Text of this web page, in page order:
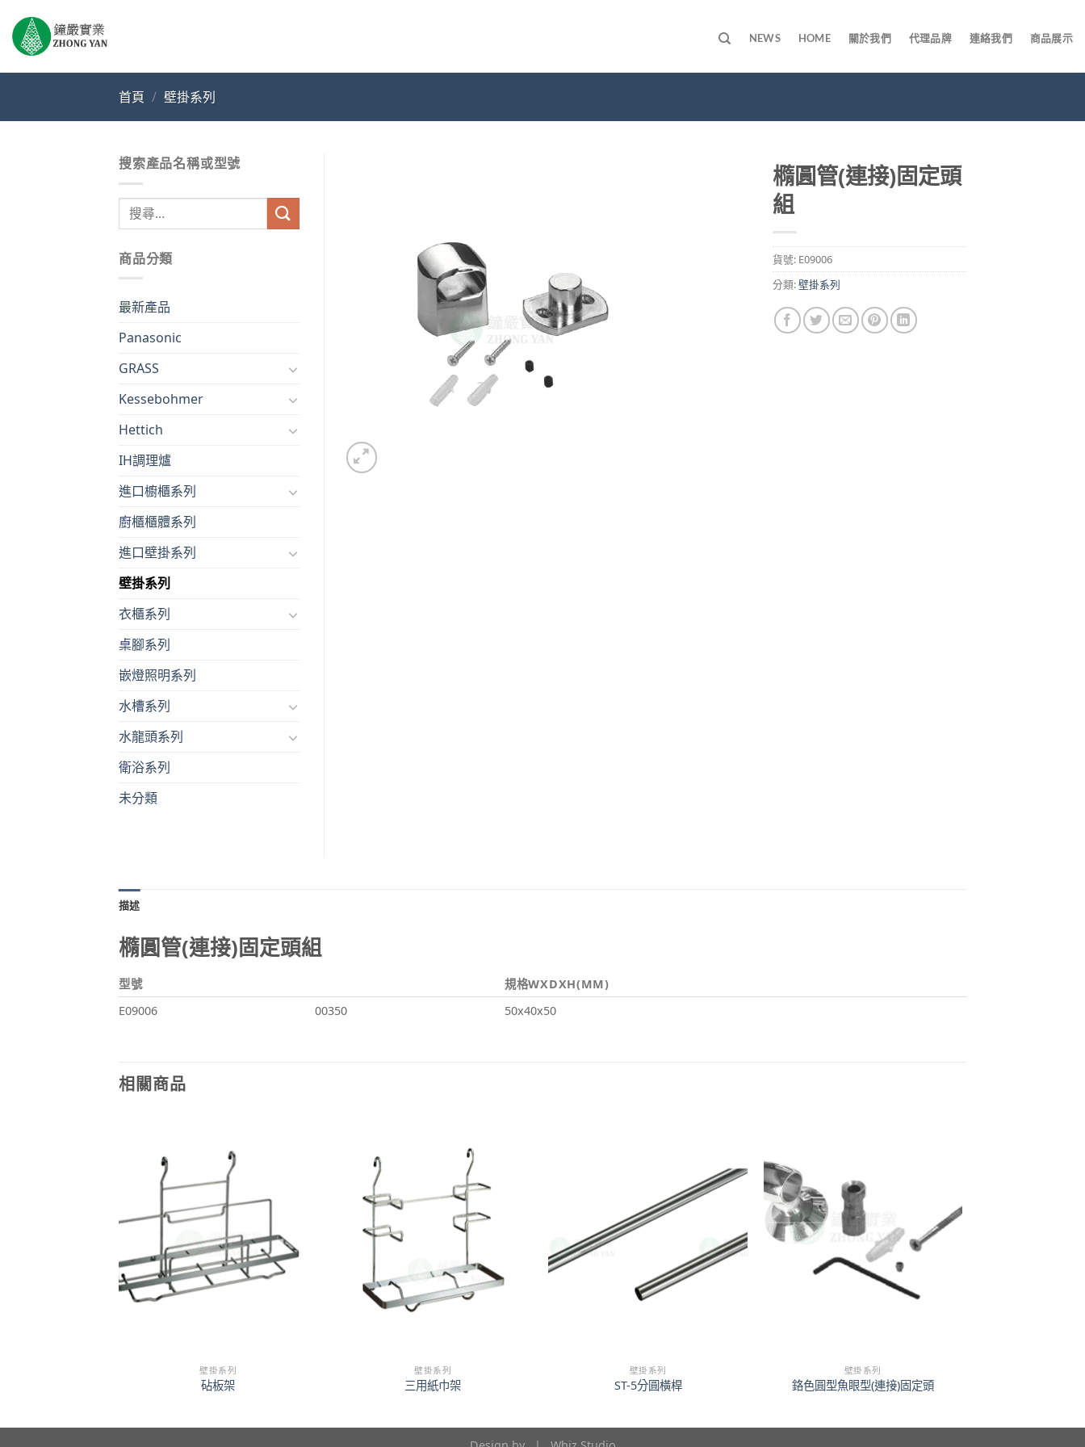
content
NEWS HOME 關於我們 代理品牌 連絡我們 商品展示
首頁 / 壁掛系列
橢圓管(連接)固定頭
組
貨號: E09006
分類:壁掛系列
搜索產品名稱或型號
鍵
字:
商品分類
最新產品
Panasonic
GRASS
Kessebohmer
Hettich
IH調理爐
進口櫥櫃系列
廚櫃櫃體系列
進口壁掛系列
壁掛系列
衣櫃系列
桌腳系列
嵌燈照明系列
水槽系列
水龍頭系列
衛浴系列
未分類
描述
橢圓管(連接)固定頭組
型號
規格WXDXH(MM)
E09006
00350 50x40x50
相關商品
壁掛系列
砧板架
壁掛系列
三用紙巾架
壁掛系列
ST-5分圓橫桿
壁掛系列
鉻色圓型魚眼型(連接)固定頭